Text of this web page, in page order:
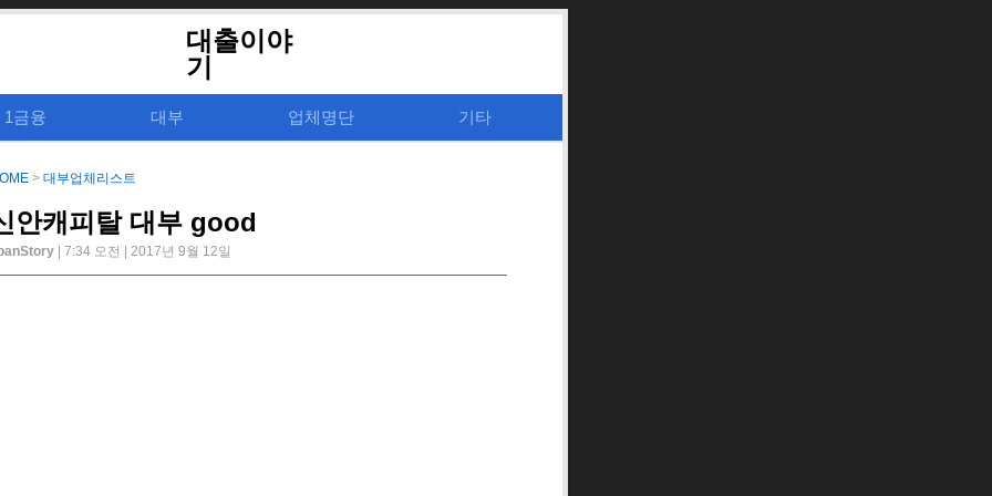
대출이야
기
1금융 대부 업체명단 기타
> 대부업체리스트
안캐피탈 대부 good
| 7:34 오전 | 2017년 9월 12일